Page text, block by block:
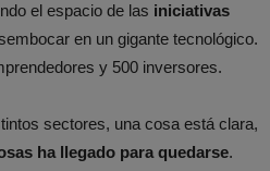
el espacio de las iniciativas
en un gigante tecnológico.
y 500 inversores.
sectores, una cosa está clara,
ha llegado para quedarse.